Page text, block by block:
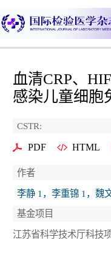
血清CRP、
感染儿童细胞
CSTR:
PDF HTML
作者
李静 1，李重锦 1，魏
基金项目
江苏省科学技术厅科技